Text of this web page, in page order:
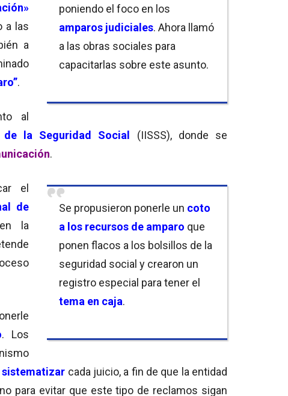
poniendo el foco en los
amparos judiciales. Ahora llamó
a las obras sociales para
capacitarlas sobre este asunto.
a las
a
.
al
la Seguridad Social (IISSS), donde se
.
Se propusieron ponerle un coto
a los recursos de amparo que
ponen flacos a los bolsillos de la
seguridad social y crearon un
registro especial para tener el
tema en caja.
el
de
la
. Los
sistematizar cada juicio, a fin de que la entidad
para evitar que este tipo de reclamos sigan